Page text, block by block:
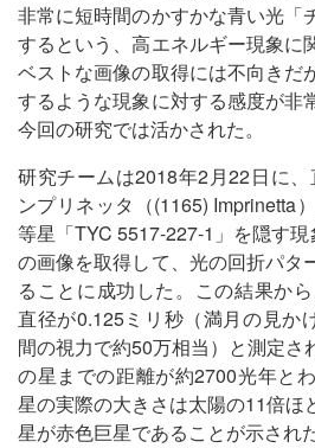
非常に短時間のかすかな青い光「
するという、高エネルギー現象に
ベストな画像の取得には不向きだ
するような現象に対する感度が非
今回の研究では活かされた。
研究チームは2018年2月22日に
ンプリネッタ（(1165) Imprinetta
等星「TYC 5517-227-1」を隠す
の画像を取得して、光の回折パタ
ることに成功した。この結果か
直径が0.125ミリ秒（満月の見か
間の視力で約50万相当）と測定さ
の星までの距離が約2700光年と
星の実際の大きさは太陽の11倍ほ
星が赤色巨星であることが示された